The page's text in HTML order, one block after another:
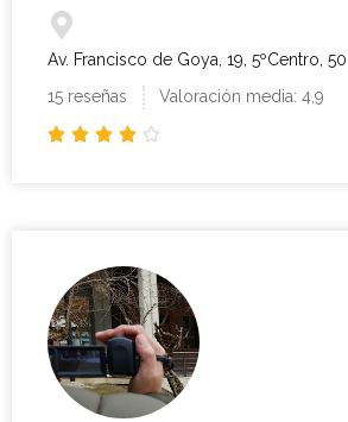
Av. Francisco de Goya, 19, 5ºCentro,
15 reseñas
Valoración media: 4,9
    